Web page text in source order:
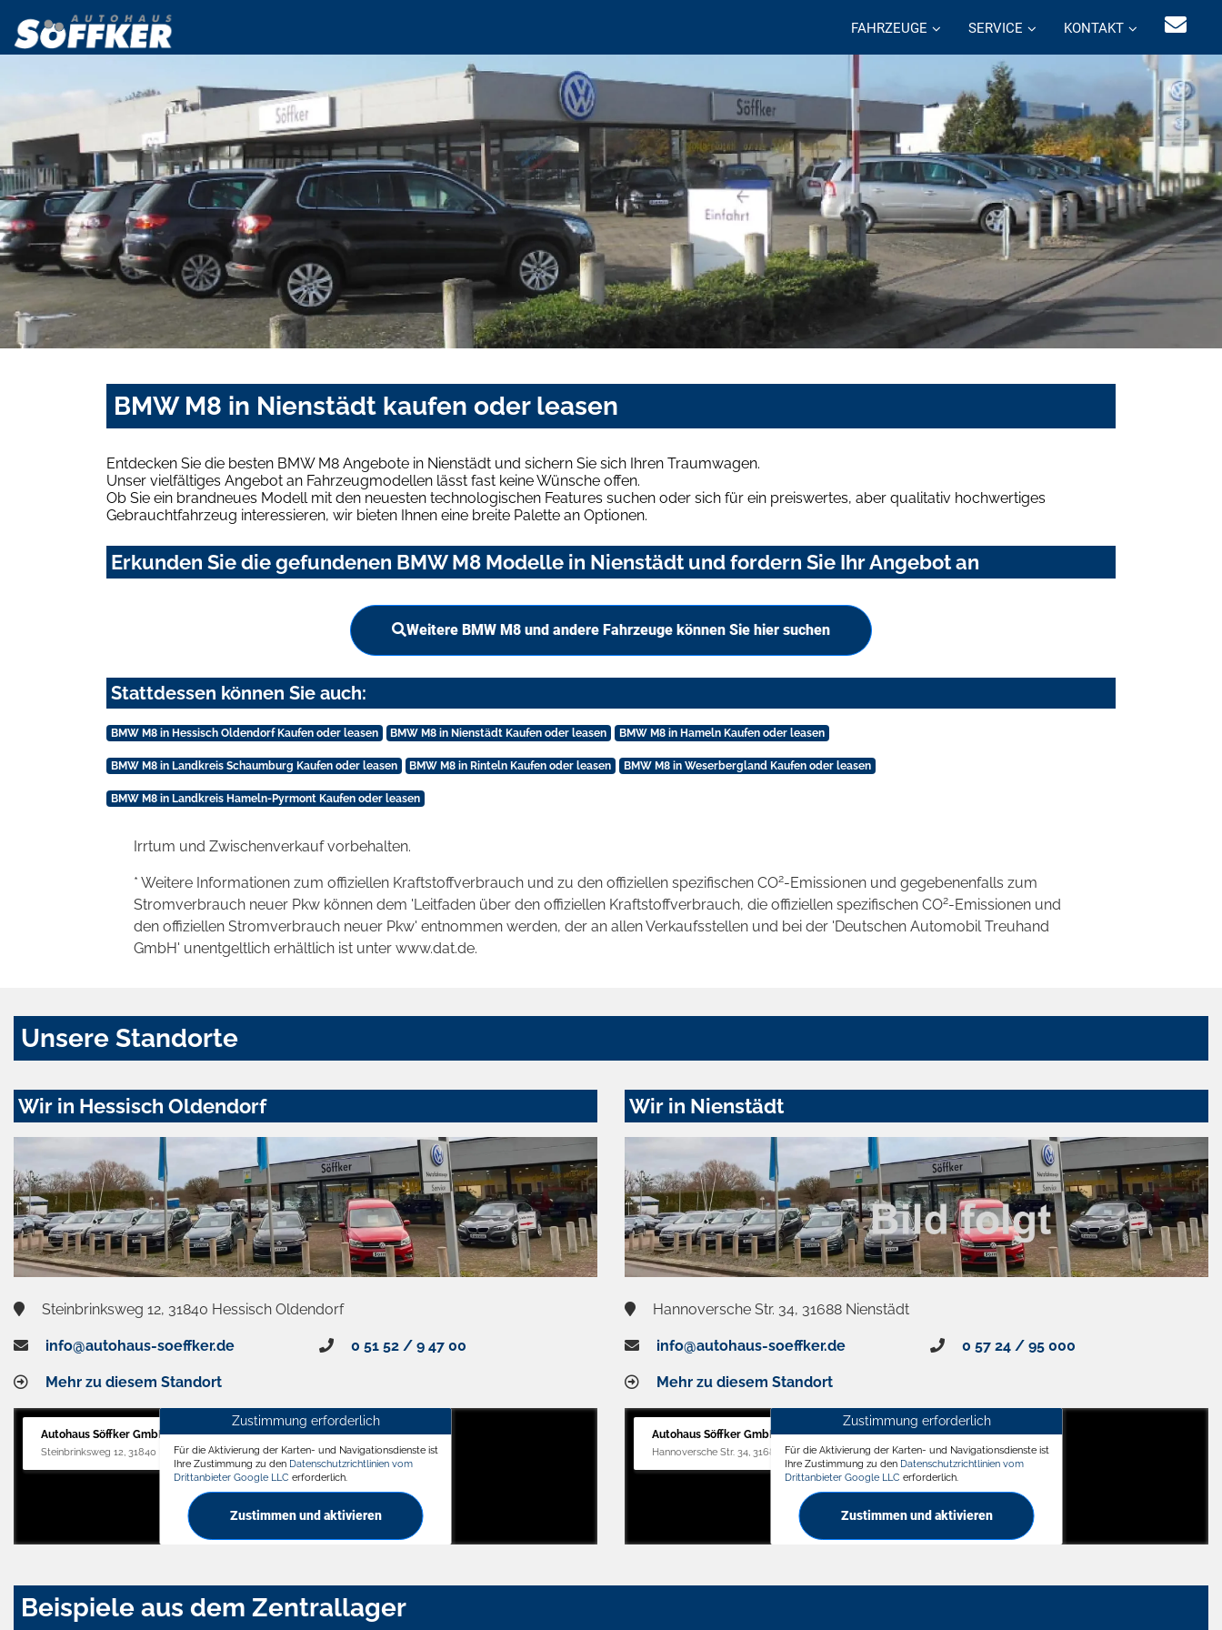
FAHRZEUGE SERVICE KONTAKT
BMW M8 in Nienstädt kaufen oder leasen
Entdecken Sie die besten BMW M8 Angebote in Nienstädt und sichern Sie sich Ihren Traumwagen.
Unser vielfältiges Angebot an Fahrzeugmodellen lässt fast keine Wünsche offen.
Ob Sie ein brandneues Modell mit den neuesten technologischen Features suchen oder sich für ein preiswertes, aber qualitativ hochwertiges
Gebrauchtfahrzeug interessieren, wir bieten Ihnen eine breite Palette an Optionen.
Erkunden Sie die gefundenen BMW M8 Modelle in Nienstädt und fordern Sie Ihr Angebot an
Weitere BMW M8 und andere Fahrzeuge können Sie hier suchen
Stattdessen können Sie auch:
BMW M8 in Hessisch Oldendorf Kaufen oder leasen BMW M8 in Nienstädt Kaufen oder leasen BMW M8 in Hameln Kaufen oder leasen
BMW M8 in Landkreis Schaumburg Kaufen oder leasen BMW M8 in Rinteln Kaufen oder leasen BMW M8 in Weserbergland Kaufen oder leasen
BMW M8 in Landkreis Hameln-Pyrmont Kaufen oder leasen
Irrtum und Zwischenverkauf vorbehalten.
* Weitere Informationen zum offiziellen Kraftstoffverbrauch und zu den offiziellen spezifischen CO2-Emissionen und gegebenenfalls zum
Stromverbrauch neuer Pkw können dem 'Leitfaden über den offiziellen Kraftstoffverbrauch, die offiziellen spezifischen CO2-Emissionen und
den offiziellen Stromverbrauch neuer Pkw' entnommen werden, der an allen Verkaufsstellen und bei der 'Deutschen Automobil Treuhand
GmbH' unentgeltlich erhältlich ist unter www.dat.de.
Unsere Standorte
Wir in Hessisch Oldendorf
Steinbrinksweg 12, 31840 Hessisch Oldendorf
info@autohaus-soeffker.de 0 51 52 / 9 47 00
Mehr zu diesem Standort
Autohaus Söffker GmbH
Steinbrinksweg 12, 31840 Hessisch Oldendorf
Zustimmung erforderlich
Für die Aktivierung der Karten- und Navigationsdienste ist
Ihre Zustimmung zu den Datenschutzrichtlinien vom
Drittanbieter Google LLC erforderlich.
Zustimmen und aktivieren
Wir in Nienstädt
Hannoversche Str. 34, 31688 Nienstädt
info@autohaus-soeffker.de 0 57 24 / 95 000
Mehr zu diesem Standort
Autohaus Söffker GmbH
Hannoversche Str. 34, 31688 Nienstädt
Zustimmung erforderlich
Für die Aktivierung der Karten- und Navigationsdienste ist
Ihre Zustimmung zu den Datenschutzrichtlinien vom
Drittanbieter Google LLC erforderlich.
Zustimmen und aktivieren
Beispiele aus dem Zentrallager